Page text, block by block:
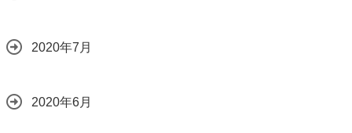
2020年7月
2020年6月